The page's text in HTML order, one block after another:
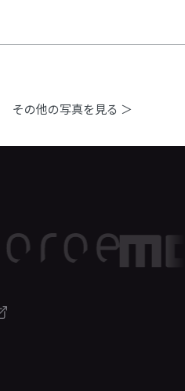
その他の写真を見る ＞